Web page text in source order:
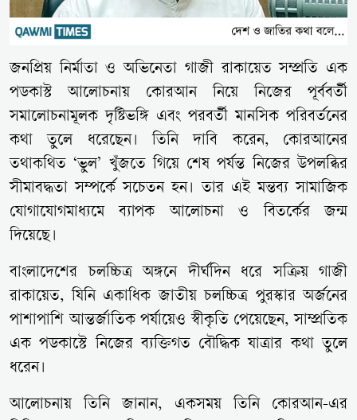
জনপ্রিয় নির্মাতা ও অভিনেতা গাজী রাকায়েত সম্প্রতি এক
পডকাস্ট আলোচনায় কোরআন নিয়ে নিজের পূর্ববর্তী
সমালোচনামূলক দৃষ্টিভঙ্গি এবং পরবর্তী মানসিক পরিবর্তনের
কথা তুলে ধরেছেন। তিনি দাবি করেন, কোরআনের
তথাকথিত ‘ভুল’ খুঁজতে গিয়ে শেষ পর্যন্ত নিজের উপলব্ধির
সীমাবদ্ধতা সম্পর্কে সচেতন হন। তার এই মন্তব্য সামাজিক
যোগাযোগমাধ্যমে ব্যাপক আলোচনা ও বিতর্কের জন্ম
দিয়েছে।
বাংলাদেশের চলচ্চিত্র অঙ্গনে দীর্ঘদিন ধরে সক্রিয় গাজী
রাকায়েত, যিনি একাধিক জাতীয় চলচ্চিত্র পুরস্কার অর্জনের
পাশাপাশি আন্তর্জাতিক পর্যায়েও স্বীকৃতি পেয়েছেন, সাম্প্রতিক
এক পডকাস্টে নিজের ব্যক্তিগত বৌদ্ধিক যাত্রার কথা তুলে
ধরেন।
আলোচনায় তিনি জানান, একসময় তিনি কোরআন-এর